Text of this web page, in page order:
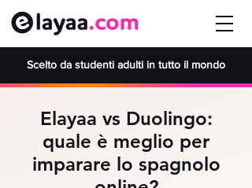
Scelto da studenti adulti in tutto il mondo
Elayaa vs Duolingo:
quale è meglio per
imparare lo spagnolo